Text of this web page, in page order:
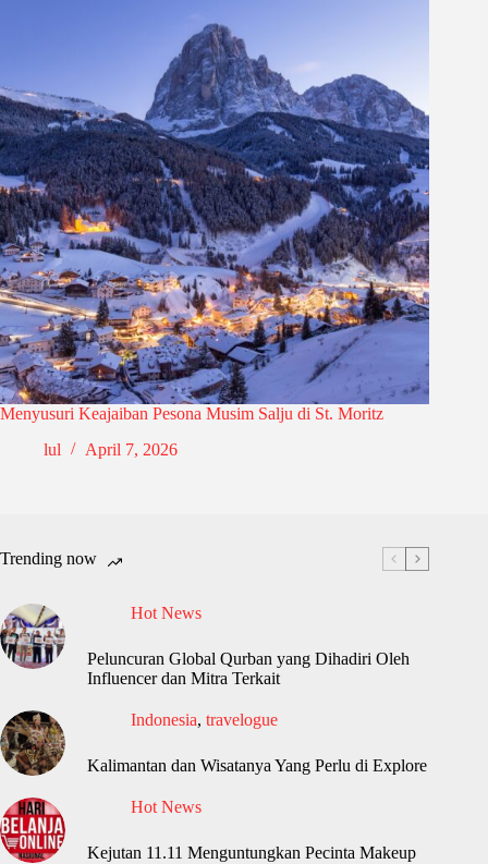
Menyusuri Keajaiban Pesona Musim Salju di St. Moritz
lul
April 7, 2026
Trending now
Hot News
Peluncuran Global Qurban yang Dihadiri Oleh
Influencer dan Mitra Terkait
Indonesia, travelogue
Kalimantan dan Wisatanya Yang Perlu di Explore
Hot News
Kejutan 11.11 Menguntungkan Pecinta Makeup